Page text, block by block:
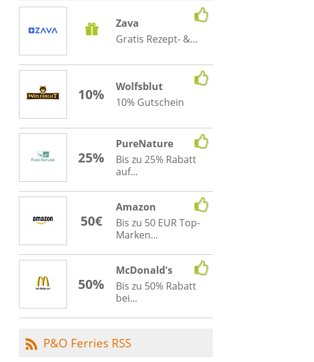
Zava
Gratis Rezept- &...
10%
Wolfsblut
10% Gutschein
25%
PureNature
Bis zu 25% Rabatt
auf...
50€
Amazon
Bis zu 50 EUR Top-
Marken...
50%
McDonald's
Bis zu 50% Rabatt
bei...
P&O Ferries RSS